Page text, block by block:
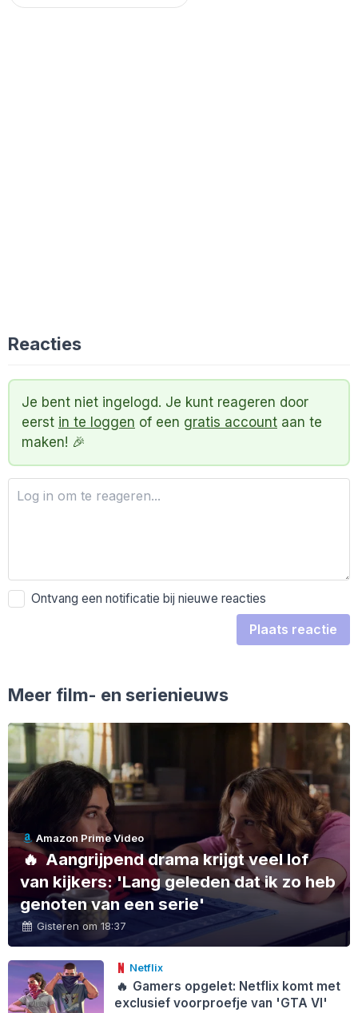
Reacties
Je bent niet ingelogd. Je kunt reageren door
eerst in te loggen of een gratis account aan te
maken! 🎉
Ontvang een notificatie bij nieuwe reacties
Plaats reactie
Meer film- en serienieuws
Amazon Prime Video
🔥Aangrijpend drama krijgt veel lof
van kijkers: 'Lang geleden dat ik zo heb
genoten van een serie'
Gisteren om 18:37
Netflix
🔥 Gamers opgelet: Netflix komt met
exclusief voorproefje van 'GTA VI'